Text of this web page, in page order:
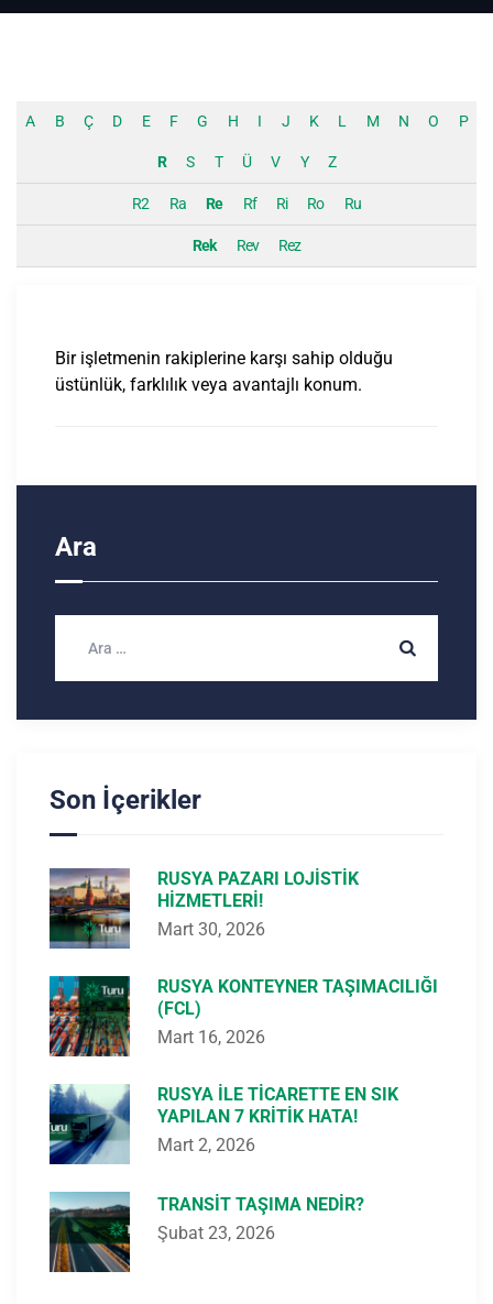
A B Ç D E F G H I J K L M N O P
R S T Ü V Y Z
R2 Ra Re Rf Ri Ro Ru
Rek Rev Rez
Bir işletmenin rakiplerine karşı sahip olduğu
üstünlük, farklılık veya avantajlı konum.
Ara
Son İçerikler
RUSYA PAZARI LOJISTIK
HIZMETLERI!
Mart 30, 2026
RUSYA KONTEYNER TAŞIMACILIĞI
(FCL)
Mart 16, 2026
RUSYA ILE TICARETTE EN SIK
YAPILAN 7 KRITIK HATA!
Mart 2, 2026
TRANSIT TAŞIMA NEDIR?
Şubat 23, 2026